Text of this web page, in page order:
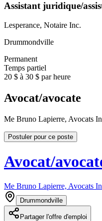
Assistant juridique/
Lesperance, Notaire Inc.
Drummondville
Permanent
Temps partiel
20 $ à 30 $ par heure
Avocat/avocate
Me Bruno Lapierre, Avocats
Postuler pour ce poste
Avocat/
Me Bruno Lapierre, Avocats
Drummondville
Partager l'offre d'emploi